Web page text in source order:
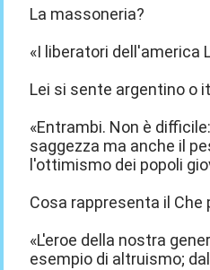
La massoneria?
«I liberatori dell'america
Lei si sente argentino o
«Entrambi. Non è
saggezza ma anche il
l'ottimismo dei popoli
Cosa rappresenta il Che
«L'eroe della nostra
esempio di altruismo;